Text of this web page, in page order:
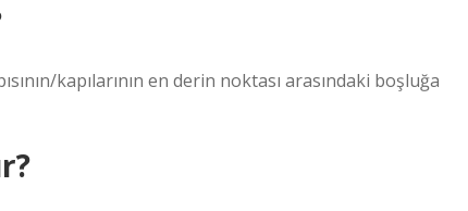
kapılarının en derin noktası arasındaki boşluğa